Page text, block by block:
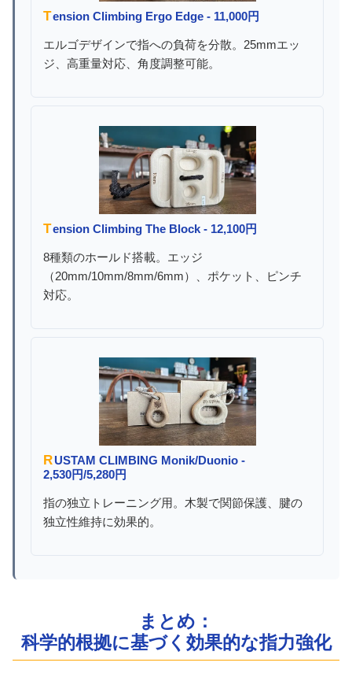
Tension Climbing Ergo Edge - 11,000円
エルゴデザインで指への負荷を分散。25mmエッ
ジ、高重量対応、角度調整可能。
Tension Climbing The Block - 12,100円
8種類のホールド搭載。エッジ
（20mm/10mm/8mm/6mm）、ポケット、ピンチ
対応。
RUSTAM CLIMBING Monik/Duonio -
2,530円/5,280円
指の独立トレーニング用。木製で関節保護、腱の
独立性維持に効果的。
まとめ：
科学的根拠に基づく効果的な指力強化